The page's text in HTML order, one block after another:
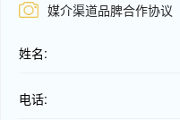
媒介渠道品脾合作协议
姓名:
电话: